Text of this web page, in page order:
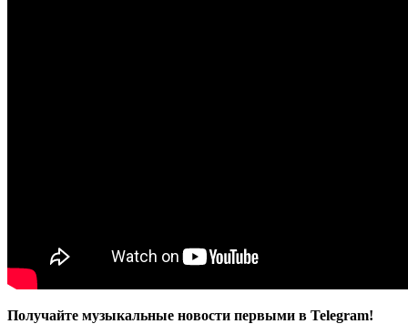
Получайте музыкальные новости первыми в Telegram!